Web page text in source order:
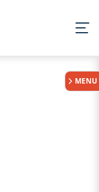
MENU